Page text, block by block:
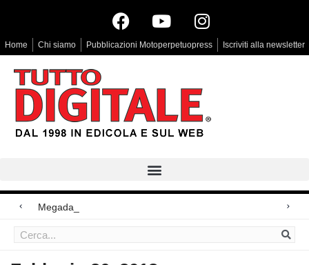
Home Chi siamo Pubblicazioni Motoperpetuopress Iscriviti alla newsletter
Megadap M2RF, il
Arri Rental, evoluzioni in arrivo